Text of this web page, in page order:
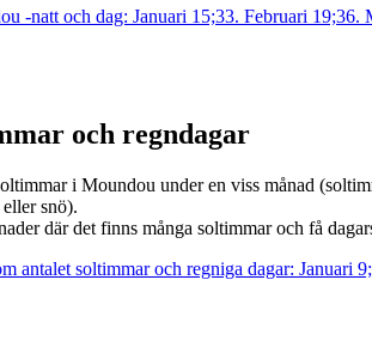
och regndagar
i Moundou under en viss månad
snö).
där det finns många soltimmar och få